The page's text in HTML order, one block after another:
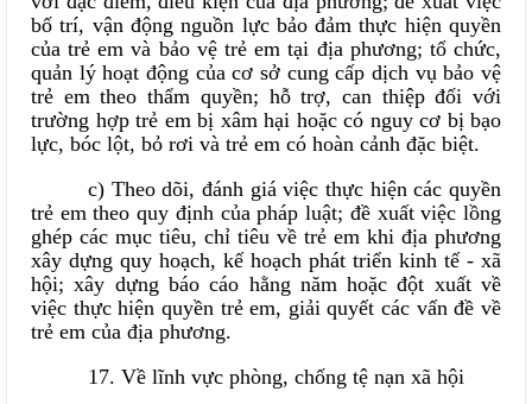
bố trí, vận động nguồn lực bảo đảm thực hiện quyền
của trẻ em và bảo vệ trẻ em tại địa phương; tổ chức,
quản lý hoạt động của cơ sở cung cấp dịch vụ bảo vệ
trẻ em theo thẩm quyền; hỗ trợ, can thiệp đối với
trường hợp trẻ em bị xâm hại hoặc có nguy cơ bị bạo
lực, bóc lột, bỏ rơi và trẻ em có hoàn cảnh đặc biệt.
c) Theo dõi, đánh giá việc thực hiện các quyền
trẻ em theo quy định của pháp luật; đề xuất việc lồng
ghép các mục tiêu, chỉ tiêu về trẻ em khi địa phương
xây dựng quy hoạch, kế hoạch phát triển kinh tế - xã
hội; xây dựng báo cáo hằng năm hoặc đột xuất về
việc thực hiện quyền trẻ em, giải quyết các vấn đề về
trẻ em của địa phương.
17. Về lĩnh vực phòng, chống tệ nạn xã hội